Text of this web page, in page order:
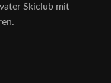
Skiclub mit